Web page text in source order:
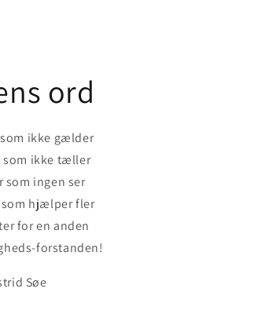
ord
ikke gælder
som ikke tæller
som ingen ser
som hjælper fler
for en anden
forstanden!
Søe